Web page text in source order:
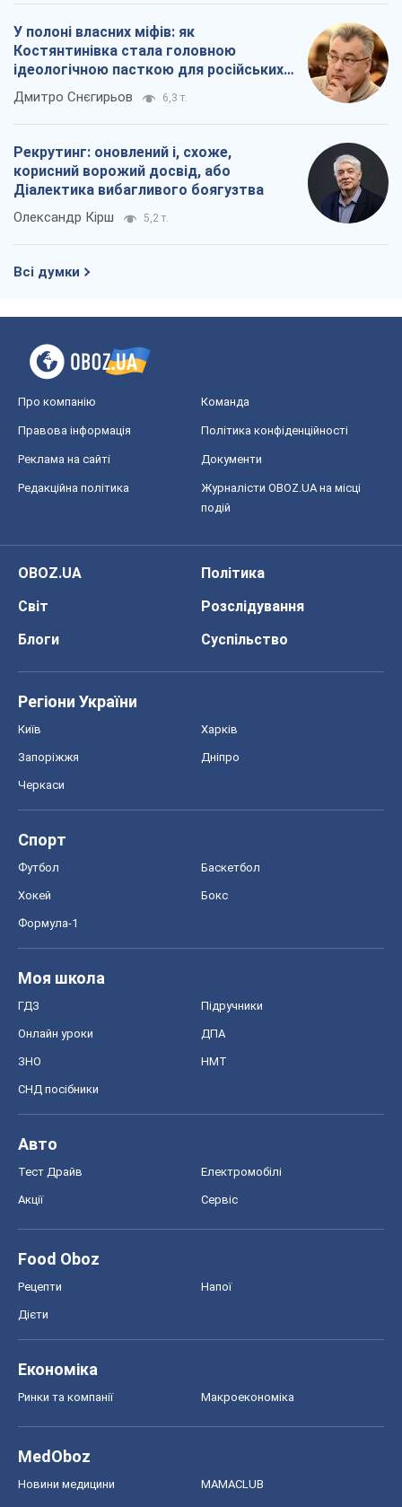
У полоні власних міфів: як
Костянтинівка стала головною
ідеологічною пасткою для російських
окупантів
Дмитро Снєгирьов 6,3 т.
Рекрутинг: оновлений і, схоже,
корисний ворожий досвід, або
Діалектика вибагливого боягузтва
Олександр Кірш 5,2 т.
Всі думки
Про компанію Команда
Правова інформація Політика конфіденційності
Реклама на сайті Документи
Редакційна політика
Журналісти OBOZ.UA на місці
подій
OBOZ.UA
Політика
Світ
Розслідування
Блоги
Суспільство
Регіони України
Київ Харків
Запоріжжя Дніпро
Черкаси
Спорт
Футбол Баскетбол
Хокей Бокс
Формула-1
Моя школа
ГДЗ Підручники
Онлайн уроки ДПА
ЗНО НМТ
СНД посібники
Авто
Тест Драйв Електромобілі
Акції Сервіс
Food Oboz
Рецепти Напої
Дієти
Економіка
Ринки та компанії Макроекономіка
MedOboz
Новини медицини MAMACLUB